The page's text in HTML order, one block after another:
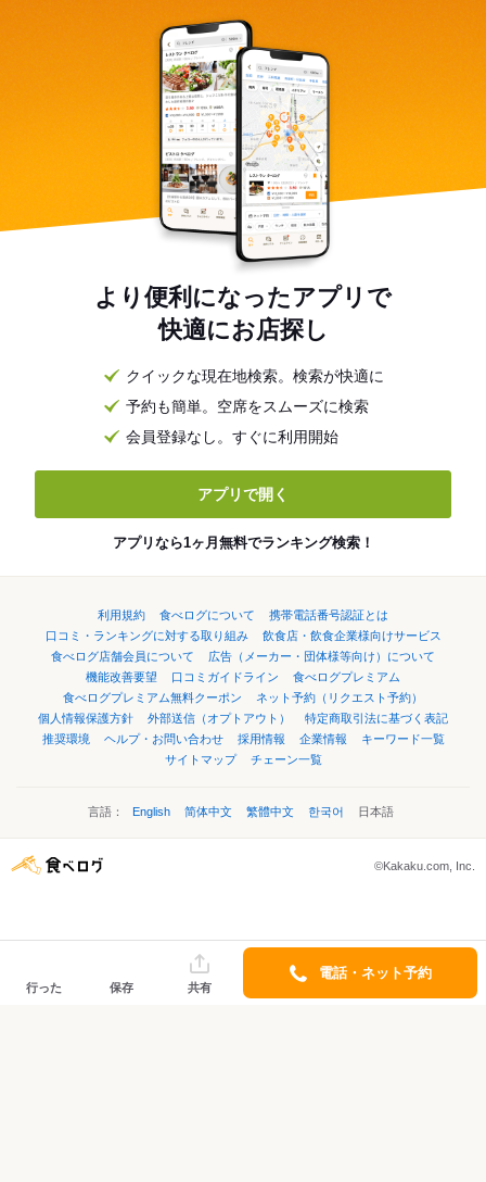
より便利になったアプリで
快適にお店探し
クイックな現在地検索。検索が快適に
予約も簡単。空席をスムーズに検索
会員登録なし。すぐに利用開始
アプリで開く
アプリなら1ヶ月無料でランキング検索！
利用規約 食べログについて
携帯電話番号認証とは
口コミ・ランキングに対する取り組み
飲食店・飲食企業様向けサービス
食べログ店舗会員について
広告（メーカー・団体様等向け）について
機能改善要望
口コミガイドライン
食べログプレミアム
食べログプレミアム無料クーポン
ネット予約（リクエスト予約）
個人情報保護方針
外部送信（オプトアウト）
特定商取引法に基づく表記
推奨環境
ヘルプ・お問い合わせ 採用情報 企業情報
キーワード一覧
サイトマップ
チェーン一覧
言語： English 简体中文 繁體中文 한국어 日本語
©Kakaku.com, Inc.
行った 保存 共有
電話・ネット予約